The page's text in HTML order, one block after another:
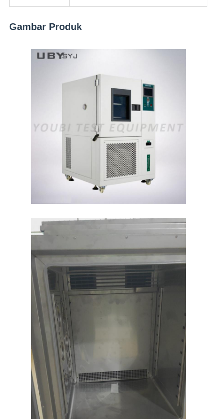
Gambar Produk